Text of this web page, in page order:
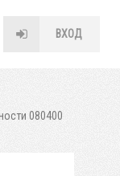
ВХОД
080400